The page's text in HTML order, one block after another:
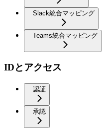
Slack統合マッピング
Teams統合マッピング
IDとアクセス
認証
承認